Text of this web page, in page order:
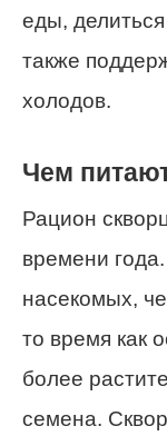
еды,
также
холодов.
Чем
Рацион
времени
насекомых,
то время как
более
семена.